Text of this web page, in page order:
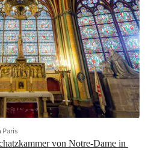
von Notre-Dame in